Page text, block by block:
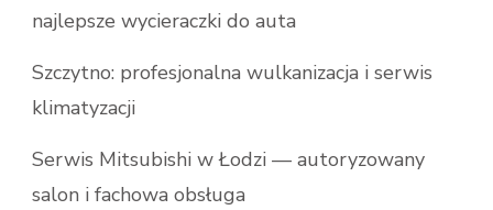
najlepsze wycieraczki do auta
Szczytno: profesjonalna wulkanizacja i serwis
klimatyzacji
Serwis Mitsubishi w Łodzi — autoryzowany
salon i fachowa obsługa